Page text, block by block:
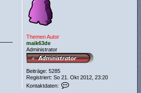
Themen Autor
maik63de
Administrator
Beiträge: 5285
Registriert: So 21. Okt 2012, 23:20
Kontaktdaten: